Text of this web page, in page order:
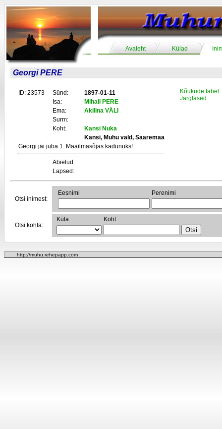
Avaleht Külad
Georgi PERE
ID: 23573 Sünd:
1897-01-11
Isa:
Mihail PERE
Ema:
Akilina VÄLI
Surm:
Koht:
Kansi Nuka
Kansi, Muhu vald, Saaremaa
Georgi jäi juba 1. Maailmasõjas kadunuks!
Abielud:
Lapsed:
Kõukude tabel
Järglased
Otsi inimest:
Eesnimi Perenimi
Otsi kohta:
Küla Koht
http://muhu.rehepapp.com